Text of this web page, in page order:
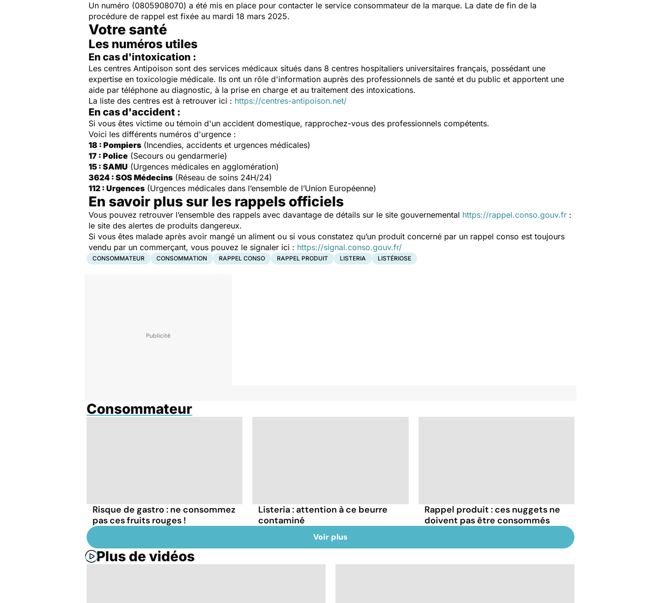
Un numéro (0805908070) a été mis en place pour contacter le service consommateur de la marque. La date de fin de la
procédure de rappel est fixée au mardi 18 mars 2025.
Votre santé
Les numéros utiles
En cas d'intoxication :
Les centres Antipoison sont des services médicaux situés dans 8 centres hospitaliers universitaires français, possédant une
expertise en toxicologie médicale. Ils ont un rôle d'information auprès des professionnels de santé et du public et apportent une
aide par téléphone au diagnostic, à la prise en charge et au traitement des intoxications.
La liste des centres est à retrouver ici : https://centres-antipoison.net/
En cas d'accident :
Si vous êtes victime ou témoin d'un accident domestique, rapprochez-vous des professionnels compétents.
Voici les différents numéros d'urgence :
18 : Pompiers (Incendies, accidents et urgences médicales)
17 : Police (Secours ou gendarmerie)
15 : SAMU (Urgences médicales en agglomération)
3624 : SOS Médecins (Réseau de soins 24H/24)
112 : Urgences (Urgences médicales dans l’ensemble de l’Union Européenne)
En savoir plus sur les rappels officiels
Vous pouvez retrouver l’ensemble des rappels avec davantage de détails sur le site gouvernemental https://rappel.conso.gouv.fr :
le site des alertes de produits dangereux.
Si vous êtes malade après avoir mangé un aliment ou si vous constatez qu’un produit concerné par un rappel conso est toujours
vendu par un commerçant, vous pouvez le signaler ici : https://signal.conso.gouv.fr/
CONSOMMATEUR CONSOMMATION RAPPEL CONSO RAPPEL PRODUIT LISTERIA LISTÉRIOSE
Consommateur
Risque de gastro : ne consommez
pas ces fruits rouges !
Listeria : attention à ce beurre
contaminé
Rappel produit : ces nuggets ne
doivent pas être consommés
Voir plus
Plus de vidéos